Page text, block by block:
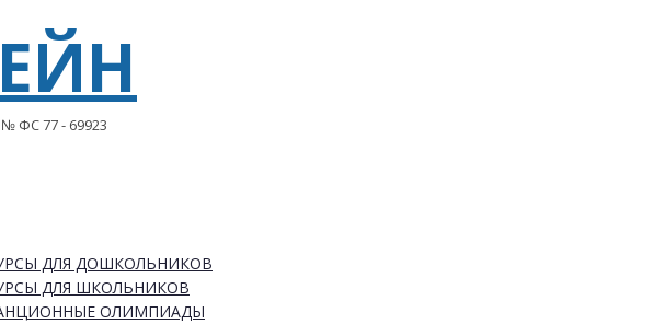
ФС 77 - 69923
ДЛЯ ДОШКОЛЬНИКОВ
ДЛЯ ШКОЛЬНИКОВ
ОЛИМПИАДЫ